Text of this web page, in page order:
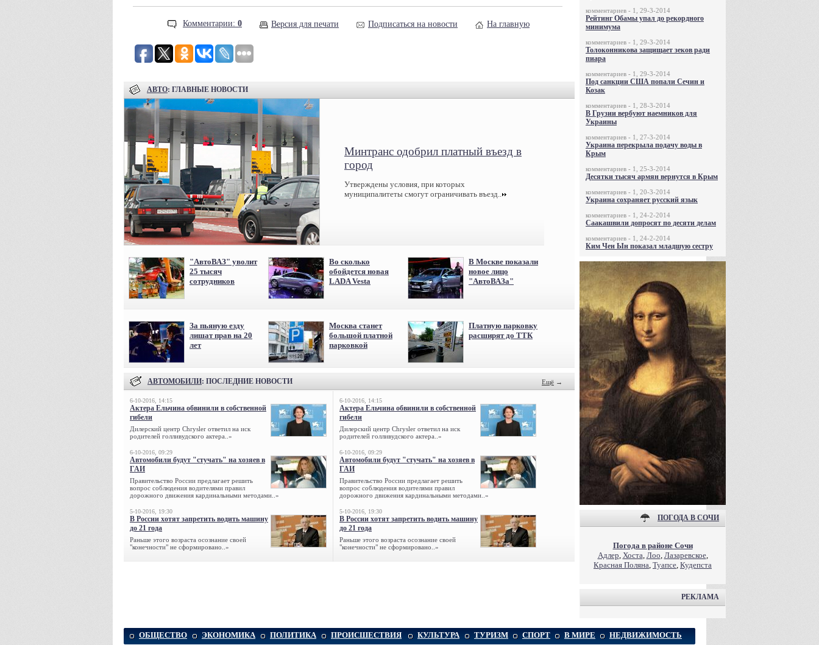
Комментарии: 0 Версия для печати Подписаться на новости На главную
АВТО: ГЛАВНЫЕ НОВОСТИ
Минтранс одобрил платный въезд в
город
Утверждены условия, при которых
муниципалитеты смогут ограничивать въезд..
"АвтоВАЗ" уволит
25 тысяч
сотрудников
Во сколько
обойдется новая
LADA Vesta
В Москве показали
новое лицо
"АвтоВАЗа"
За пьяную езду
лишат прав на 20
лет
Москва станет
большой платной
парковкой
Платную парковку
расширят до ТТК
АВТОМОБИЛИ: ПОСЛЕДНИЕ НОВОСТИ Ещё →
6-10-2016, 14:15
Актера Ельчина обвинили в собственной
гибели
Дилерский центр Chrysler ответил на иск
родителей голливудского актера..»
6-10-2016, 09:29
Автомобили будут "стучать" на хозяев в
ГАИ
Правительство России предлагает решить
вопрос соблюдения водителями правил
дорожного движения кардинальными методами..»
5-10-2016, 19:30
В России хотят запретить водить машину
до 21 года
Раньше этого возраста осознание своей
"конечности" не сформировано..»
6-10-2016, 14:15
Актера Ельчина обвинили в собственной
гибели
Дилерский центр Chrysler ответил на иск
родителей голливудского актера..»
6-10-2016, 09:29
Автомобили будут "стучать" на хозяев в
ГАИ
Правительство России предлагает решить
вопрос соблюдения водителями правил
дорожного движения кардинальными методами..»
5-10-2016, 19:30
В России хотят запретить водить машину
до 21 года
Раньше этого возраста осознание своей
"конечности" не сформировано..»
комментариев - 1, 29-3-2014
Рейтинг Обамы упал до рекордного
минимума
комментариев - 1, 29-3-2014
Толоконникова защищает зеков ради
пиара
комментариев - 1, 29-3-2014
Под санкции США попали Сечин и
Козак
комментариев - 1, 28-3-2014
В Грузии вербуют наемников для
Украины
комментариев - 1, 27-3-2014
Украина перекрыла подачу воды в
Крым
комментариев - 1, 25-3-2014
Десятки тысяч армян вернутся в Крым
комментариев - 1, 20-3-2014
Украина сохраняет русский язык
комментариев - 1, 24-2-2014
Саакашвили допросят по десяти делам
комментариев - 1, 24-2-2014
Ким Чен Ын показал младшую сестру
ПОГОДА В СОЧИ
Погода в районе Сочи
Адлер, Хоста, Лоо, Лазаревское,
Красная Поляна, Туапсе, Кудепста
РЕКЛАМА
ОБЩЕСТВО ЭКОНОМИКА ПОЛИТИКА ПРОИСШЕСТВИЯ КУЛЬТУРА ТУРИЗМ СПОРТ В МИРЕ НЕДВИЖИМОСТЬ